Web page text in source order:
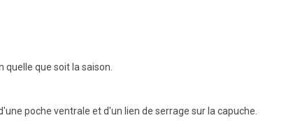
que soit la saison.
poche ventrale et d'un lien de serrage sur la capuche.